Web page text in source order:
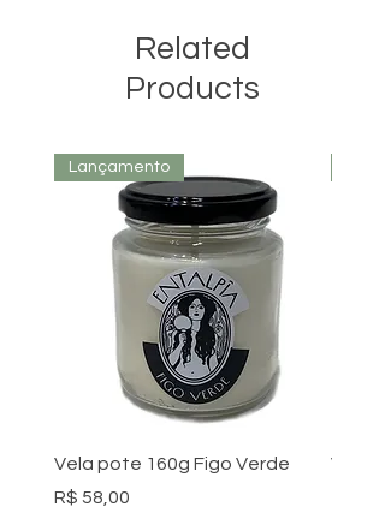
Related
Products
Lançamento
Vela pote 160g Figo Verde
Preço
R$ 58,00
Vela